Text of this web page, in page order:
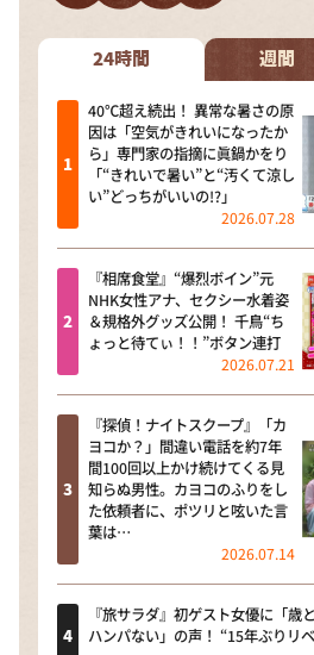
DAIGOも台所 ～きょうの献立 何
本日はダイアンなり！シーズン２
朝だ！生です旅サラダ
教えて！ニュースライブ 正義
ＬＩＦＥ～夢のカタチ～
新婚さんいらっしゃい！
ポツンと一軒家
ザキ山小屋本館
ぺこぱのまるスポ
24時間 週間
40℃超え続出！ 異常な暑さの原
因は「空気がきれいになったか
ら」専門家の指摘に眞鍋かをり
「“きれいで暑い”と“汚くて涼し
い”どっちがいいの!?」
2026.07.28
『相席食堂』“爆烈ボイン”元
NHK女性アナ、セクシー水着姿
＆規格外グッズ公開！ 千鳥“ち
ょっと待てぃ！！”ボタン連打
2026.07.21
『探偵！ナイトスクープ』「カ
ヨコか？」間違い電話を約7年
間100回以上かけ続けてくる見
知らぬ男性。カヨコのふりをし
た依頼者に、ポツリと呟いた言
葉は…
2026.07.14
『旅サラダ』初ゲスト女優に「歳
ハンパない」の声！ “15年ぶりリ